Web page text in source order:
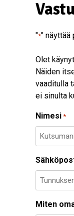
"*" näyttää
Olet
Näiden
vaaditulla
ei sinulta
Nimesi *
Miten